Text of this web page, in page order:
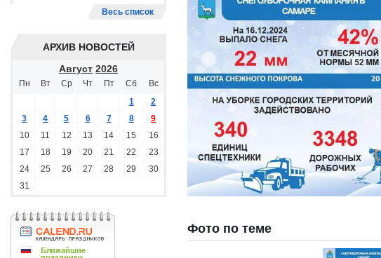
Весь список
АРХИВ НОВОСТЕЙ
Август 2026
Пн Вт Ср Чт Пт Сб
Вс
1
2
3
4 5 6 7 8
9
10
11 12 13 14 15
16
17
18 19 20 21 22
23
24
25 26 27 28 29
30
31
Фото по теме